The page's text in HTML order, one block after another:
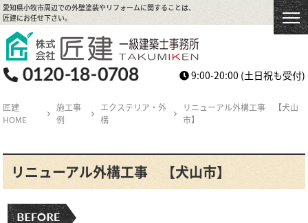
愛知県小牧市周辺での外壁塗装やリフォームに関することは、
匠建にお任せ下さい。
9:00-20:00 (土日祝も受付)
匠建
HOME
施工事
例
エクステリア・外
構
リニューアル外構工事 【犬山
市】
リニューアル外構工事 【犬山市】